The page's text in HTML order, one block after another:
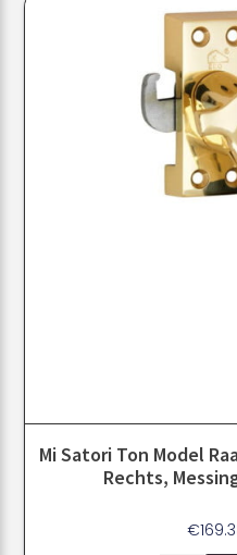
Mi Satori Ton Model
Rechts,
€